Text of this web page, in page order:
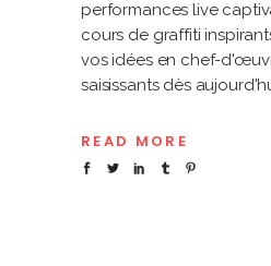
performances live
cours de graffiti
vos idées en chef-
saisissants dès
READ MORE